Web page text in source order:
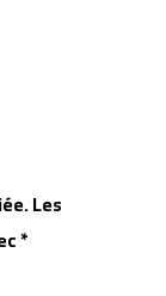
Les
*